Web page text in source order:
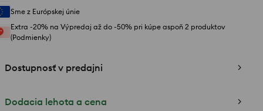
Sme z Európskej únie
Extra -20% na Výpredaj až do -50% pri kúpe aspoň 2 produktov
(Podmienky)
Dostupnosť v predajni
Dodacia lehota a cena